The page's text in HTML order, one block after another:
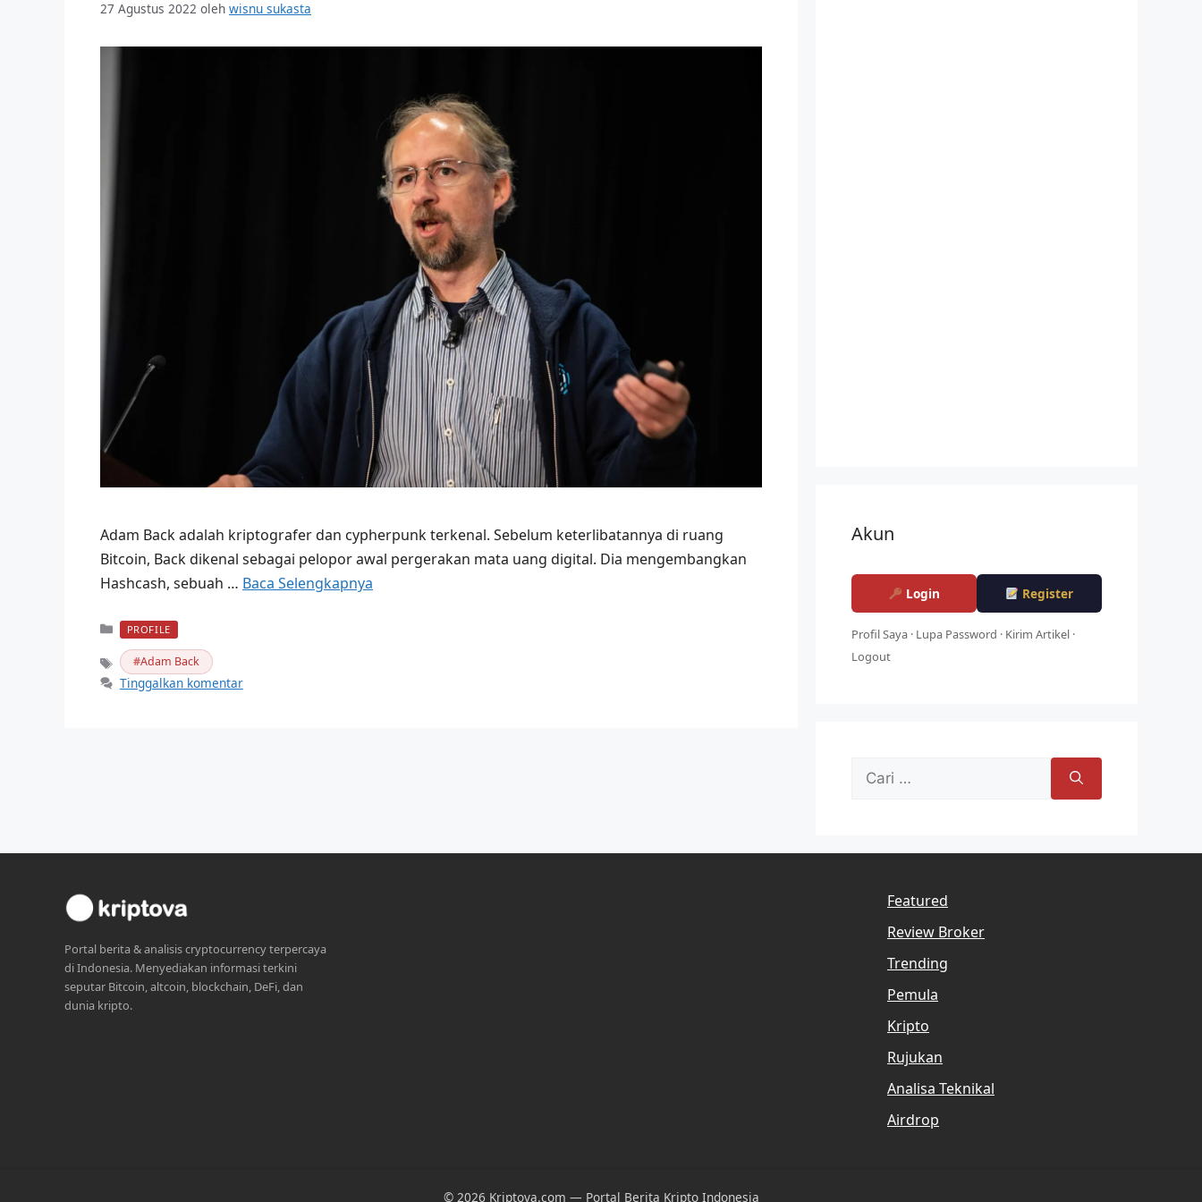
27 Agustus 2022 oleh wisnu sukasta
Adam Back adalah kriptografer dan cypherpunk terkenal. Sebelum keterlibatannya di ruang
Bitcoin, Back dikenal sebagai pelopor awal pergerakan mata uang digital. Dia mengembangkan
Hashcash, sebuah … Baca Selengkapnya
Kategori
PROFILE
Tag Adam Back
Tinggalkan komentar
Akun
Login Register
Profil Saya · Lupa Password · Kirim Artikel ·
Logout
Cari
Portal berita & analisis cryptocurrency terpercaya
di Indonesia. Menyediakan informasi terkini
seputar Bitcoin, altcoin, blockchain, DeFi, dan
dunia kripto.
Featured
Review Broker
Trending
Pemula
Kripto
Rujukan
Analisa Teknikal
Airdrop
© 2026 Kriptova.com — Portal Berita Kripto Indonesia